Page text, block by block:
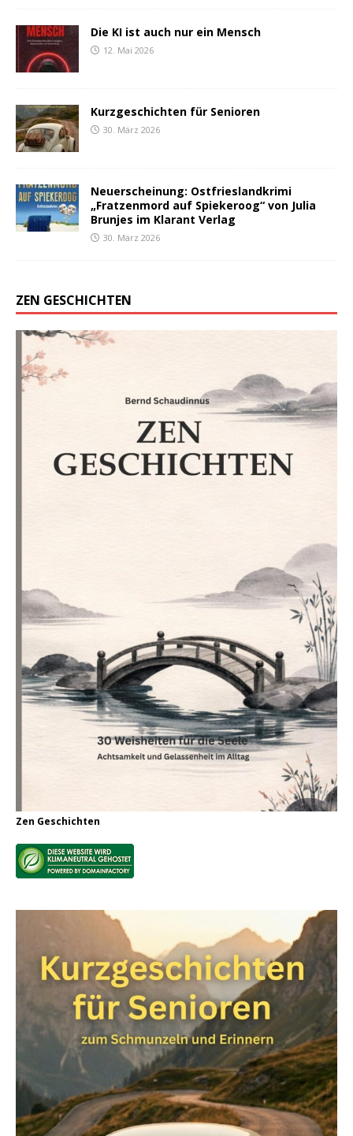
Die KI ist auch nur ein Mensch
12. Mai 2026
Kurzgeschichten für Senioren
30. März 2026
Neuerscheinung: Ostfrieslandkrimi
„Fratzenmord auf Spiekeroog“ von Julia
Brunjes im Klarant Verlag
30. März 2026
ZEN GESCHICHTEN
Zen Geschichten